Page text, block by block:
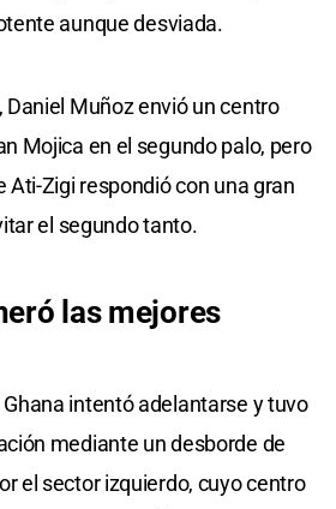
aunque desviada.
Muñoz envió un centro
Mojica en el segundo palo, pero
Ati-Zigi respondió con una gran
el segundo tanto.
las mejores
intentó adelantarse y tuvo
mediante un desborde de
el sector izquierdo, cuyo centro